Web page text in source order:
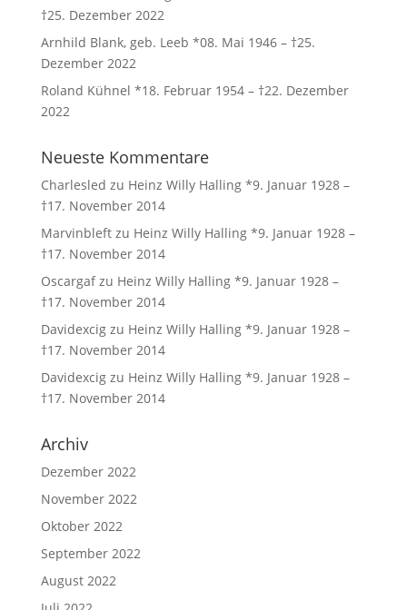
†25. Dezember 2022
Arnhild Blank, geb. Leeb *08. Mai 1946 – †25.
Dezember 2022
Roland Kühnel *18. Februar 1954 – †22. Dezember
2022
Neueste Kommentare
Charlesled zu Heinz Willy Halling *9. Januar 1928 –
†17. November 2014
Marvinbleftzu Heinz Willy Halling *9. Januar 1928 –
†17. November 2014
Oscargafzu Heinz Willy Halling *9. Januar 1928 –
†17. November 2014
Davidexcigzu Heinz Willy Halling *9. Januar 1928 –
†17. November 2014
Davidexcigzu Heinz Willy Halling *9. Januar 1928 –
†17. November 2014
Archiv
Dezember 2022
November 2022
Oktober 2022
September 2022
August 2022